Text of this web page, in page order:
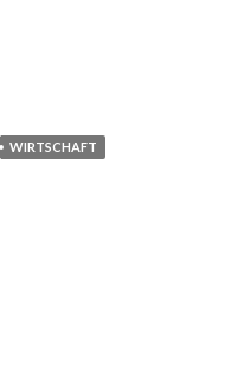
WIRTSCHAFT